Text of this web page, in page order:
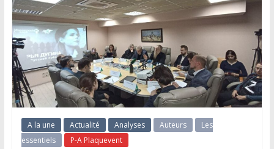
A la une Actualité Analyses Auteurs
Les
essentiels
P-A Plaquevent